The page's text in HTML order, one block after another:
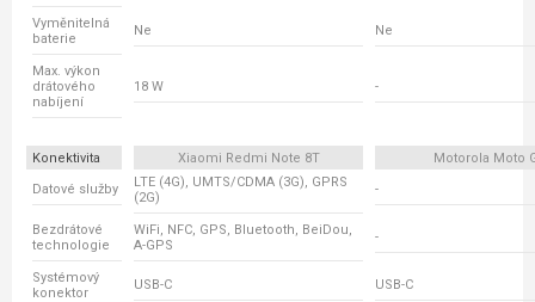
Vyměnitelná
baterie
Ne Ne
Max. výkon
drátového
nabíjení
18 W -
Konektivita Xiaomi Redmi Note 8T
Motorola Moto
Datové služby
LTE (4G), UMTS/CDMA (3G), GPRS
(2G)
-
Bezdrátové
technologie
WiFi, NFC, GPS, Bluetooth, BeiDou,
A-GPS
-
Systémový
konektor
USB-C USB-C